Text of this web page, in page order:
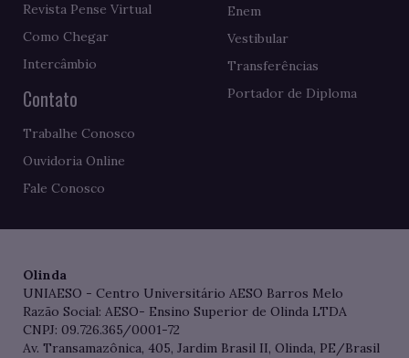
Revista Pense Virtual
Como Chegar
Intercâmbio
Contato
Trabalhe Conosco
Ouvidoria Online
Fale Conosco
Enem
Vestibular
Transferências
Portador de Diploma
Olinda
UNIAESO - Centro Universitário AESO Barros Melo
Razão Social: AESO- Ensino Superior de Olinda LTDA
CNPJ: 09.726.365/0001-72
Av. Transamazônica, 405, Jardim Brasil II, Olinda, PE/Brasil